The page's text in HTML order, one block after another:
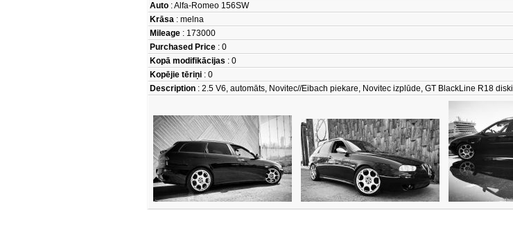
Auto : Alfa-Romeo 156SW
Krāsa : melna
Mileage : 173000
Purchased Price : 0
Kopā modifikācijas : 0
Kopējie tēriņi : 0
Description : 2.5 V6, automāts, Novitec//Eibach piekare, Novitec izplūde, GT BlackLine R18 diski